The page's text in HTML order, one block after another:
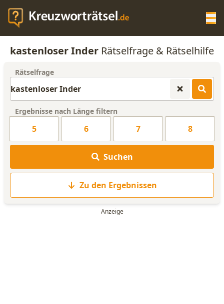
KREUZWORTRÄTSEL-HILFE
WORTLISTE
kastenloser Inder Rätselfrage & Rätselhilfe
Rätselfrage
Ergebnisse nach Länge filtern
5 6 7 8
Suchen
Zu den Ergebnissen